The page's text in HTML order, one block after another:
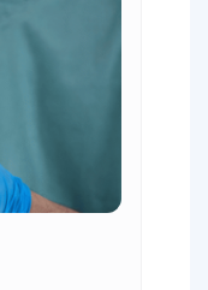
что
только